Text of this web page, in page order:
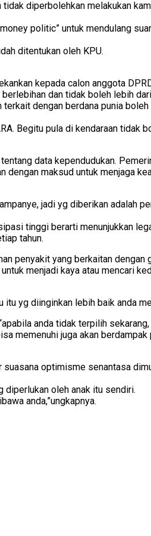
diperbolehkan melakukan
politic” untuk mendulang
ditentukan oleh KPU.
kepada calon anggota
dan tidak boleh lebih
dengan berdana punia
Begitu pula di kendaraan tidak
data kependudukan.
maksud untuk menjaga
jadi yg diberikan adalah
tinggi berarti menunjukkan
tahun.
penyakit yang berkaitan
menjadi kaya atau mencari
yg diinginkan lebih baik anda
anda tidak terpilih
memenuhi juga akan berdampak
optimisme senantasa
diperlukan oleh anak itu sendiri.
anda,”ungkapnya.